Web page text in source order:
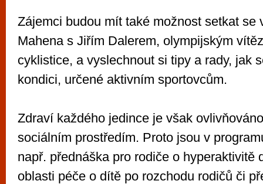
Zájemci budou mít také možnost setkat se
Mahena s Jiřím Dalerem, olympijským
cyklistice, a vyslechnout si tipy a rady, jak
kondici, určené aktivním sportovcům.
Zdraví každého jedince je však
sociálním prostředím. Proto jsou v
např. přednáška pro rodiče o hyperaktivitě
oblasti péče o dítě po rozchodu rodičů či